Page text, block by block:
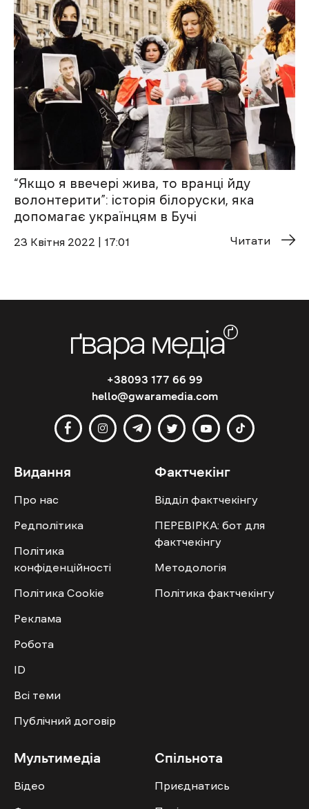
“Якщо я ввечері жива, то вранці йду
волонтерити”: історія білоруски, яка
допомагає українцям в Бучі
23 Квітня 2022 | 17:01 Читати
+38093 177 66 99
hello@gwaramedia.com
Видання
Про нас
Редполітика
Політика
конфіденційності
Політика Cookie
Реклама
Робота
ID
Всі теми
Публічний договір
Фактчекінг
Відділ фактчекінгу
ПЕРЕВІРКА: бот для
фактчекінгу
Методологія
Політика фактчекінгу
Мультимедіа
Відео
Спільнота
Приєднатись